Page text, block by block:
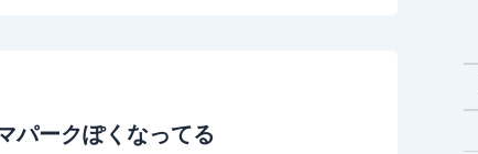
パークぽくなってる